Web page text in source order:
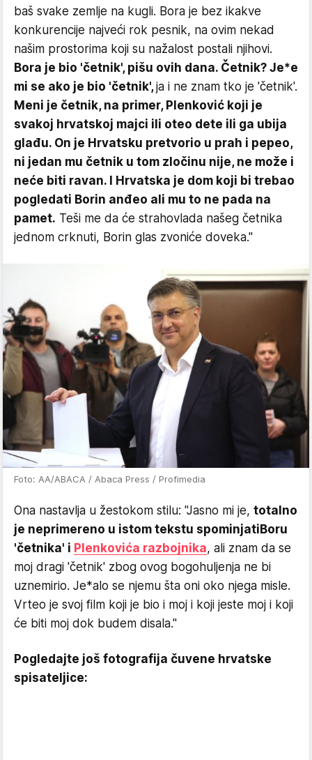
baš svake zemlje na kugli. Bora je bez ikakve
konkurencije najveći rok pesnik, na ovim nekad
našim prostorima koji su nažalost postali njihovi.
Bora je bio 'četnik', pišu ovih dana. Četnik? Je*e
mi se ako je bio 'četnik',ja i ne znam tko je 'četnik'.
Meni je četnik, na primer, Plenković koji je
svakoj hrvatskoj majci ili oteo dete ili ga ubija
glađu. On je Hrvatsku pretvorio u prah i pepeo,
ni jedan mu četnik u tom zločinu nije, ne može i
neće biti ravan. I Hrvatska je dom koji bi trebao
pogledati Borin anđeo ali mu to ne pada na
pamet. Teši me da će strahovlada našeg četnika
jednom crknuti, Borin glas zvoniće doveka."
Foto: AA/ABACA / Abaca Press / Profimedia
Ona nastavlja u žestokom stilu: "Jasno mi je, totalno
je neprimereno u istom tekstu spominjati Boru
'četnika' i Plenkovića razbojnika, ali znam da se
moj dragi 'četnik' zbog ovog bogohuljenja ne bi
uznemirio. Je*alo se njemu šta oni oko njega misle.
Vrteo je svoj film koji je bio i moj i koji jeste moj i koji
će biti moj dok budem disala."
Pogledajte još fotografija čuvene hrvatske
spisateljice: